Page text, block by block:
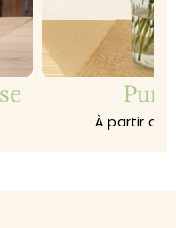
À partir de